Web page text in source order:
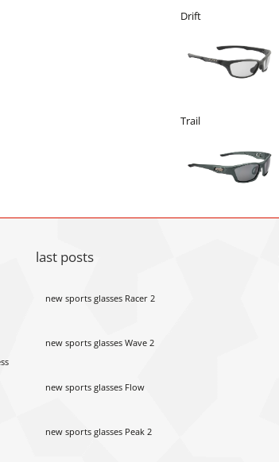
Drift
Trail
last posts
new sports glasses Racer 2
new sports glasses Wave 2
new sports glasses Flow
new sports glasses Peak 2